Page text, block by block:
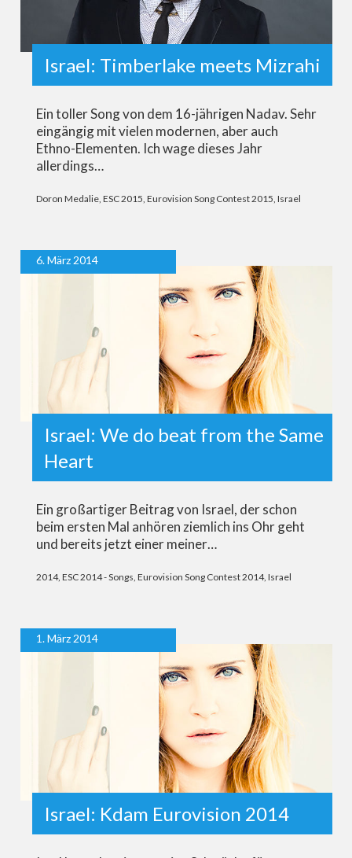
Israel: Timberlake meets Mizrahi
Ein toller Song von dem 16-jährigen Nadav. Sehr
eingängig mit vielen modernen, aber auch
Ethno-Elementen. Ich wage dieses Jahr
allerdings…
Doron Medalie, ESC 2015 Eurovision Song Contest 2015 Israel
6. März 2014
Israel: We do beat from the Same
Heart
Ein großartiger Beitrag von Israel, der schon
beim ersten Mal anhören ziemlich ins Ohr geht
und bereits jetzt einer meiner…
2014, ESC 2014 - Songs, Eurovision Song Contest 2014, Israel
1. März 2014
Israel: Kdam Eurovision 2014